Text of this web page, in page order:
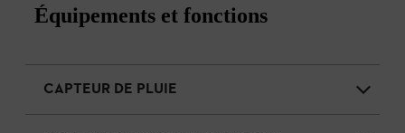
Équipements et fonctions
CAPTEUR DE PLUIE